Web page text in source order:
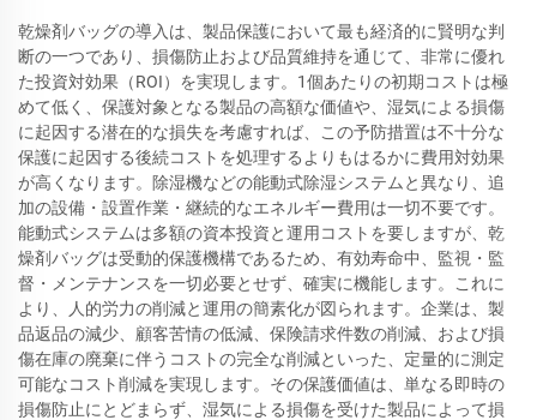
乾燥剤バッグの導入は、製品保護において最も経済的に賢明な判
断の一つであり、損傷防止および品質維持を通じて、非常に優れ
た投資対効果（ROI）を実現します。1個あたりの初期コストは極
めて低く、保護対象となる製品の高額な価値や、湿気による損傷
に起因する潜在的な損失を考慮すれば、この予防措置は不十分な
保護に起因する後続コストを処理するよりもはるかに費用対効果
が高くなります。除湿機などの能動式除湿システムと異なり、追
加の設備・設置作業・継続的なエネルギー費用は一切不要です。
能動式システムは多額の資本投資と運用コストを要しますが、乾
燥剤バッグは受動的保護機構であるため、有効寿命中、監視・監
督・メンテナンスを一切必要とせず、確実に機能します。これに
より、人的労力の削減と運用の簡素化が図られます。企業は、製
品返品の減少、顧客苦情の低減、保険請求件数の削減、および損
傷在庫の廃棄に伴うコストの完全な削減といった、定量的に測定
可能なコスト削減を実現します。その保護価値は、単なる即時の
損傷防止にとどまらず、湿気による損傷を受けた製品によって損